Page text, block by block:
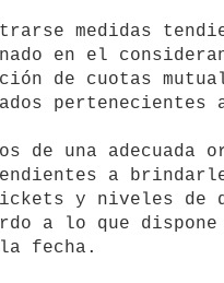
medidas
en el
de cuotas
pertenecientes
de una
a
y niveles de
a lo que
fecha.